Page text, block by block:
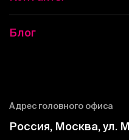
Блог
Адрес головного офиса
Россия, Москва, ул.